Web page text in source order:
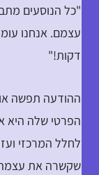
"כל הנוסעים
עצמם. אנחנו
דקות!"
ההודעה תפשה
הפרטי שלה היא
לחלל המרכזי
שקשרה את עצמה